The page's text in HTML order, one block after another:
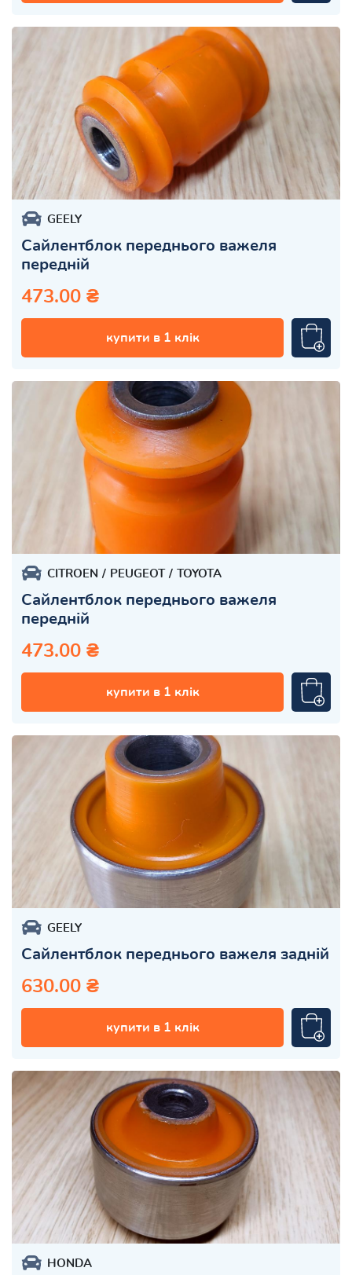
GEELY
Сайлентблок переднього важеля
передній
473.00 ₴
купити в 1 клік
CITROEN PEUGEOT TOYOTA
Сайлентблок переднього важеля
передній
473.00 ₴
купити в 1 клік
GEELY
Сайлентблок переднього важеля задній
630.00 ₴
купити в 1 клік
HONDA